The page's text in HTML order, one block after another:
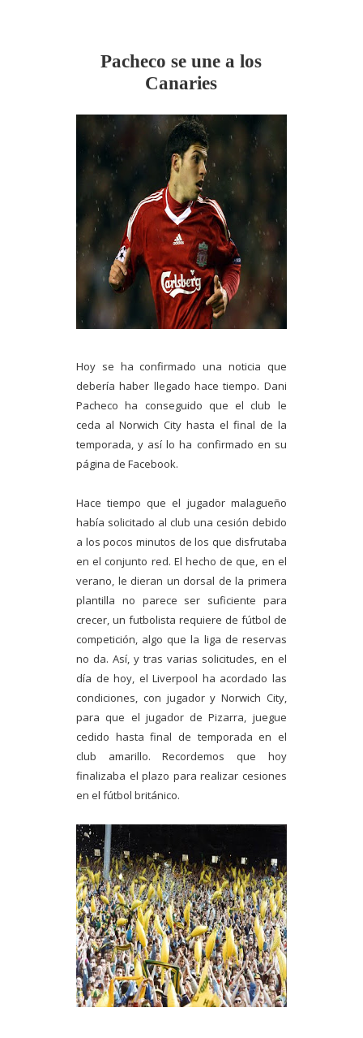
Pacheco se une a los
Canaries
Hoy se ha confirmado una noticia que
debería haber llegado hace tiempo. Dani
Pacheco ha conseguido que el club le
ceda al Norwich City hasta el final de la
temporada, y así lo ha confirmado en su
página de Facebook.
Hace tiempo que el jugador malagueño
había solicitado al club una cesión debido
a los pocos minutos de los que disfrutaba
en el conjunto red. El hecho de que, en el
verano, le dieran un dorsal de la primera
plantilla no parece ser suficiente para
crecer, un futbolista requiere de fútbol de
competición, algo que la liga de reservas
no da. Así, y tras varias solicitudes, en el
día de hoy, el Liverpool ha acordado las
condiciones, con jugador y Norwich City,
para que el jugador de Pizarra, juegue
cedido hasta final de temporada en el
club amarillo. Recordemos que hoy
finalizaba el plazo para realizar cesiones
en el fútbol británico.